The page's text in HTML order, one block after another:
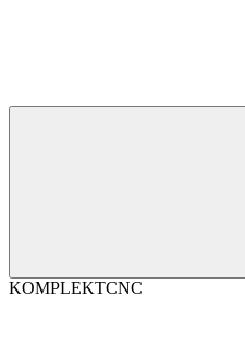
KOMPLEKTCNC